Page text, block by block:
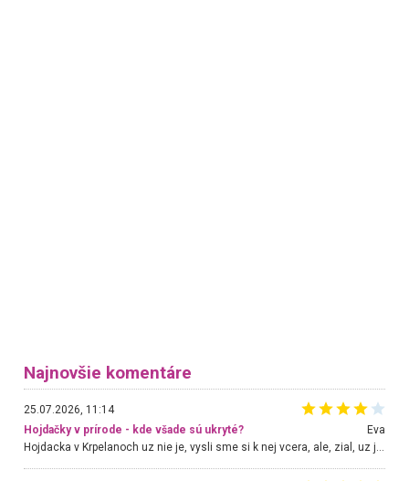
Najnovšie komentáre
25.07.2026, 11:14
Hojdačky v prírode - kde všade sú ukryté?
Eva